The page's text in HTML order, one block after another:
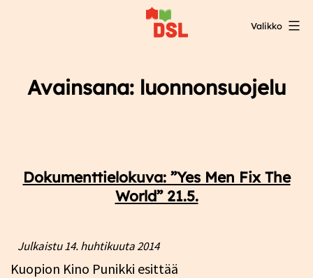
Valikko
Avainsana: luonnonsuojelu
Dokumenttielokuva: ”Yes Men Fix The
World” 21.5.
Julkaistu14. huhtikuuta 2014
Kuopion Kino Punikki esittää